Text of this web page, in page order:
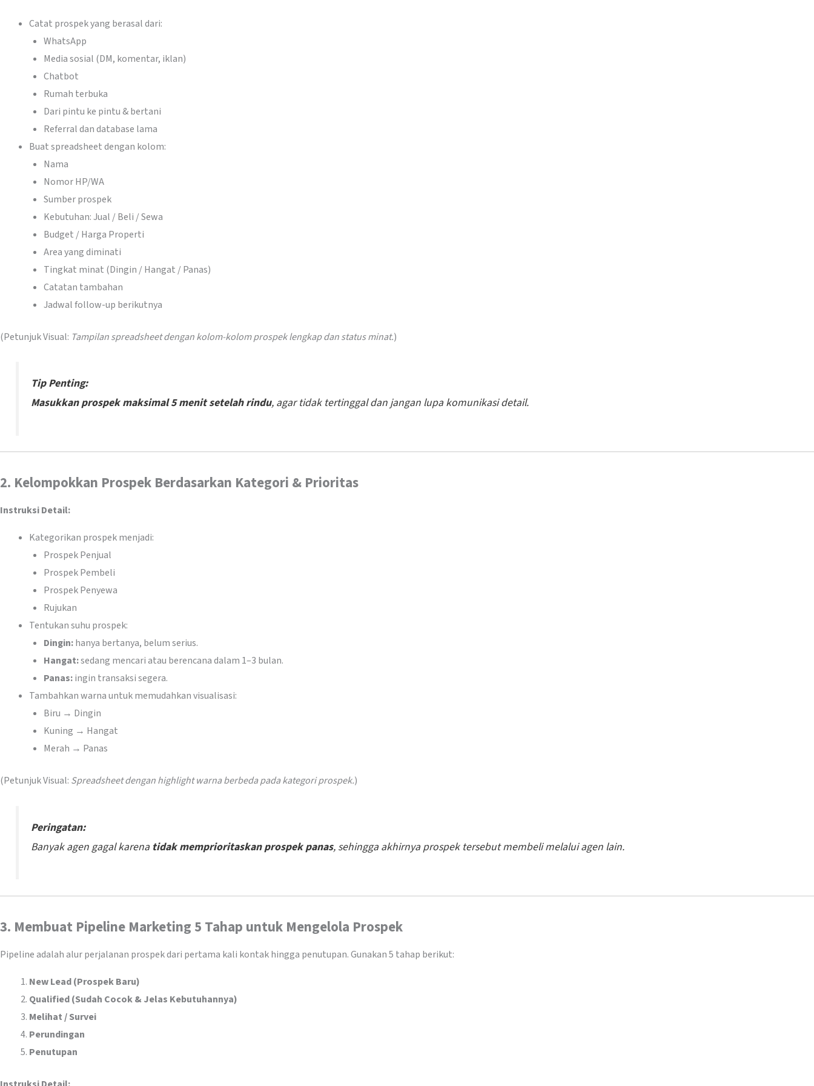
Catat prospek yang berasal dari:
WhatsApp
Media sosial (DM, komentar, iklan)
Chatbot
Rumah terbuka
Dari pintu ke pintu & bertani
Referral dan database lama
Buat spreadsheet dengan kolom:
Nama
Nomor HP/WA
Sumber prospek
Kebutuhan: Jual / Beli / Sewa
Budget / Harga Properti
Area yang diminati
Tingkat minat (Dingin / Hangat / Panas)
Catatan tambahan
Jadwal follow-up berikutnya
(Petunjuk Visual: Tampilan spreadsheet dengan kolom-kolom prospek lengkap dan status minat.)
Tip Penting:
Masukkan prospek maksimal 5 menit setelah rindu, agar tidak tertinggal dan jangan lupa komunikasi detail.
2. Kelompokkan Prospek Berdasarkan Kategori & Prioritas
Instruksi Detail:
Kategorikan prospek menjadi:
Prospek Penjual
Prospek Pembeli
Prospek Penyewa
Rujukan
Tentukan suhu prospek:
Dingin:hanya bertanya, belum serius.
Hangat:sedang mencari atau berencana dalam 1–3 bulan.
Panas:ingin transaksi segera.
Tambahkan warna untuk memudahkan visualisasi:
Biru → Dingin
Kuning → Hangat
Merah → Panas
(Petunjuk Visual: Spreadsheet dengan highlight warna berbeda pada kategori prospek.)
Peringatan:
Banyak agen gagal karena tidak memprioritaskan prospek panas, sehingga akhirnya prospek tersebut membeli melalui agen lain.
3. Membuat Pipeline Marketing 5 Tahap untuk Mengelola Prospek
Pipeline adalah alur perjalanan prospek dari pertama kali kontak hingga penutupan. Gunakan 5 tahap berikut:
New Lead (Prospek Baru)
Qualified (Sudah Cocok & Jelas Kebutuhannya)
Melihat / Survei
Perundingan
Penutupan